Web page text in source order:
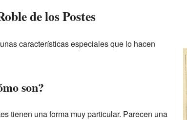
de los Postes
características especiales que lo hacen
son?
tienen una forma muy particular. Parecen una